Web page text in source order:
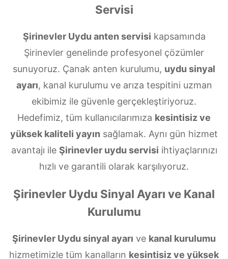
Servisi
Şirinevler Uydu anten servisi kapsamında
Şirinevler genelinde profesyonel çözümler
sunuyoruz. Çanak anten kurulumu, uydu sinyal
ayarı, kanal kurulumu ve arıza tespitini uzman
ekibimiz ile güvenle gerçekleştiriyoruz.
Hedefimiz, tüm kullanıcılarımıza kesintisiz ve
yüksek kaliteli yayın sağlamak. Aynı gün hizmet
avantajı ile Şirinevler uydu servisi ihtiyaçlarınızı
hızlı ve garantili olarak karşılıyoruz.
Şirinevler Uydu Sinyal Ayarı ve Kanal
Kurulumu
Şirinevler Uydu sinyal ayarı ve kanal kurulumu
hizmetimizle tüm kanalların kesintisiz ve yüksek